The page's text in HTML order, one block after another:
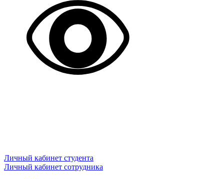
Личный кабинет студента
Личный кабинет сотрудника